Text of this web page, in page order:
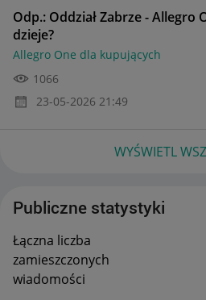
Odp.: Oddział Zabrze - Allegro
dzieje?
Allegro One dla kupujących
1066
‎23-05-2026 21:49
WYŚWIETL
Publiczne statystyki
Łączna liczba
zamieszczonych
wiadomości